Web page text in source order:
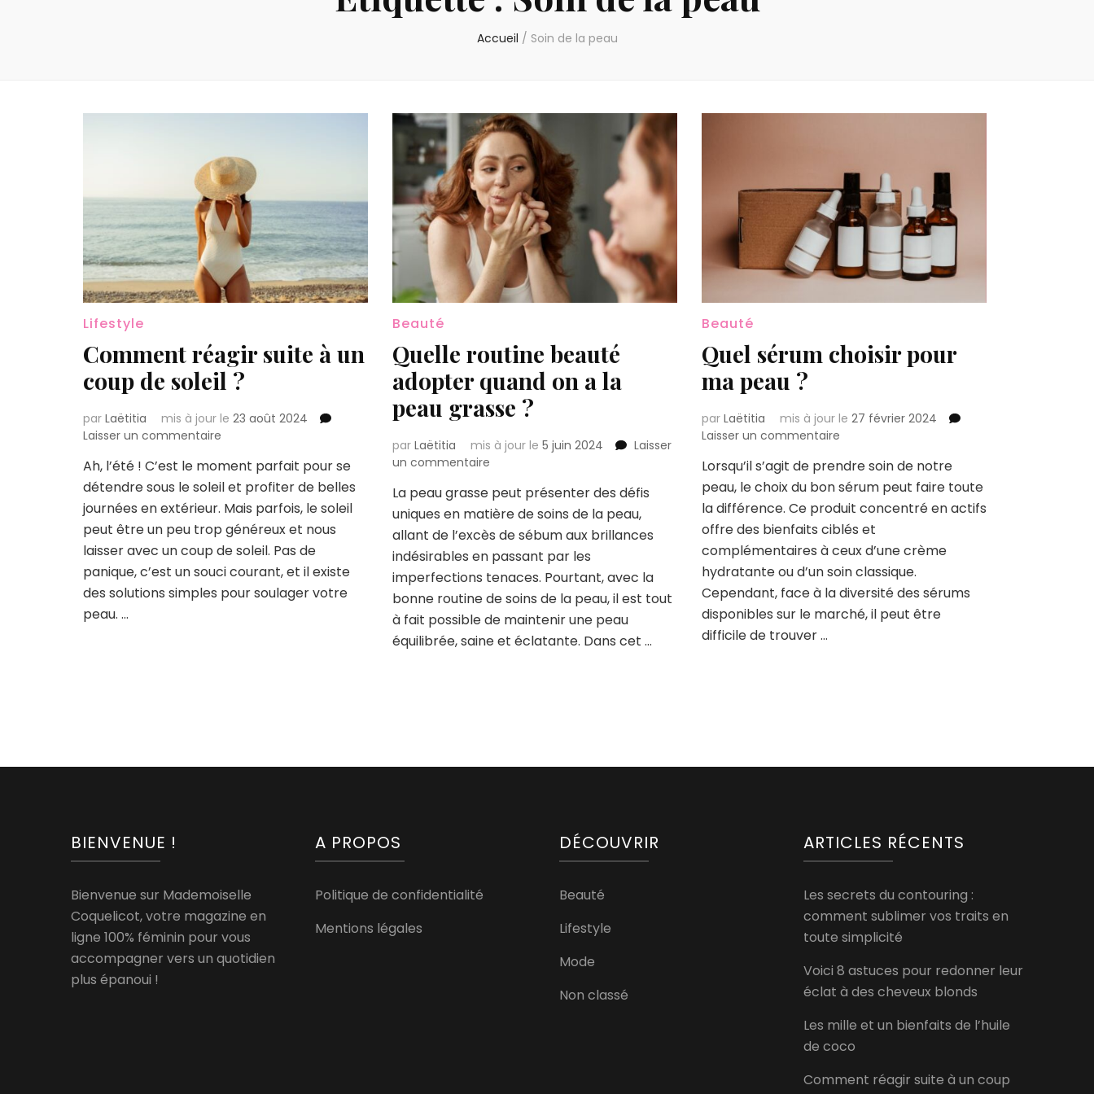
Accueil / Soin de la peau
Lifestyle
Comment réagir suite à un
coup de soleil ?
par Laëtitia mis à jour le 23 août 2024
Laisser un commentaire
réagir
suite
à
coup
de
soleil
?
Ah, l’été ! C’est le moment parfait pour se
détendre sous le soleil et profiter de belles
journées en extérieur. Mais parfois, le soleil
peut être un peu trop généreux et nous
laisser avec un coup de soleil. Pas de
panique, c’est un souci courant, et il existe
des solutions simples pour soulager votre
peau. …
Beauté
Quelle routine beauté
adopter quand on a la
peau grasse ?
par Laëtitia mis à jour le 5 juin 2024
Laisser
un commentairesur
routine
beauté
adopter
on
a
la
peau
grasse
?
La peau grasse peut présenter des défis
uniques en matière de soins de la peau,
allant de l’excès de sébum aux brillances
indésirables en passant par les
imperfections tenaces. Pourtant, avec la
bonne routine de soins de la peau, il est tout
à fait possible de maintenir une peau
équilibrée, saine et éclatante. Dans cet …
Beauté
Quel sérum choisir pour
ma peau ?
par Laëtitia mis à jour le 27 février 2024
Laisser un commentairesur
sérum
choisir
pour
ma
peau ?
Lorsqu’il s’agit de prendre soin de notre
peau, le choix du bon sérum peut faire toute
la différence. Ce produit concentré en actifs
offre des bienfaits ciblés et
complémentaires à ceux d’une crème
hydratante ou d’un soin classique.
Cependant, face à la diversité des sérums
disponibles sur le marché, il peut être
difficile de trouver …
BIENVENUE !
Bienvenue sur Mademoiselle
Coquelicot, votre magazine en
ligne 100% féminin pour vous
accompagner vers un quotidien
plus épanoui !
A PROPOS
Politique de confidentialité
Mentions légales
DÉCOUVRIR
Beauté
Lifestyle
Mode
Non classé
ARTICLES RÉCENTS
Les secrets du contouring :
comment sublimer vos traits en
toute simplicité
Voici 8 astuces pour redonner leur
éclat à des cheveux blonds
Les mille et un bienfaits de l’huile
de coco
Comment réagir suite à un coup